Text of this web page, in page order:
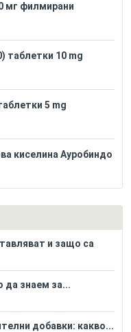
мг филмирани
таблетки 10 mg
5 mg
киселина Ауробиндо
и защо са
да знаем за...
добавки: какво...